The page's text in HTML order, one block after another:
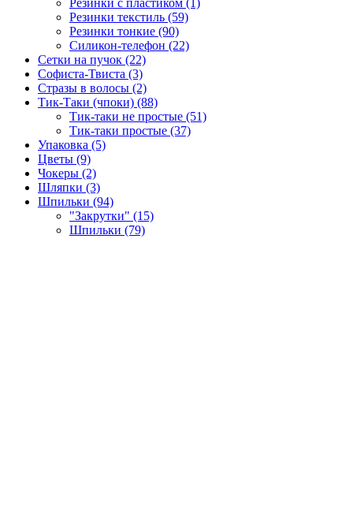
Резинки текстиль (59)
Резинки тонкие (90)
Силикон-телефон (22)
Сетки на пучок (22)
Софиста-Твиста (3)
Стразы в волосы (2)
Тик-Таки (чпоки) (88)
Тик-таки не простые (51)
Тик-таки простые (37)
Упаковка (5)
Цветы (9)
Чокеры (2)
Шляпки (3)
Шпильки (94)
"Закрутки" (15)
Шпильки (79)